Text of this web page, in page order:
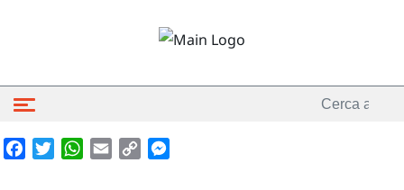
FacebookTwitterWhatsApp
Email Copy